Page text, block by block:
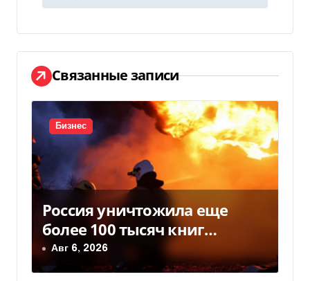
а
ц
и
я
п
о
з
а
п
и
Связанные записи
Бизнес
Россия уничтожила еще
более 100 тысяч книг
BookChef: что произошло
Авг 6, 2026